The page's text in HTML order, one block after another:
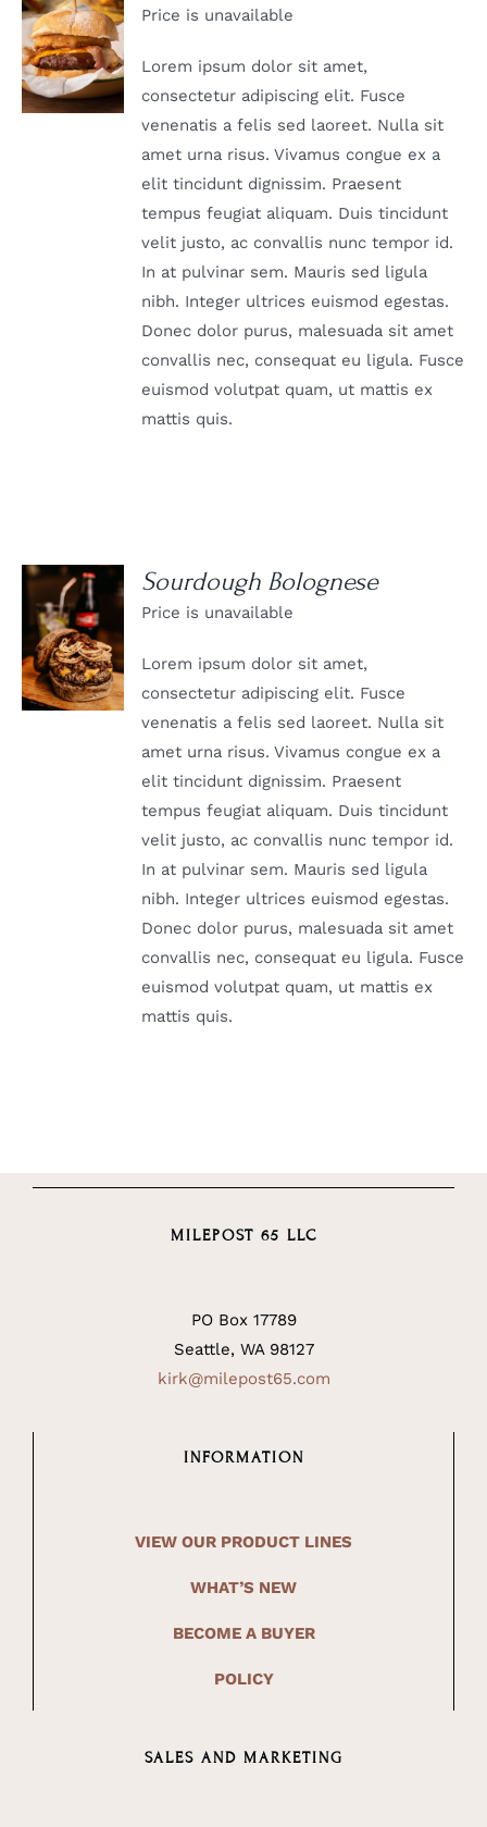
DETAILS
Price is unavailable
Lorem ipsum dolor sit amet,
consectetur adipiscing elit. Fusce
venenatis a felis sed laoreet. Nulla sit
amet urna risus. Vivamus congue ex a
elit tincidunt dignissim. Praesent
tempus feugiat aliquam. Duis tincidunt
velit justo, ac convallis nunc tempor id.
In at pulvinar sem. Mauris sed ligula
nibh. Integer ultrices euismod egestas.
Donec dolor purus, malesuada sit amet
convallis nec, consequat eu ligula. Fusce
euismod volutpat quam, ut mattis ex
mattis quis.
DETAILS
Sourdough Bolognese
Price is unavailable
Lorem ipsum dolor sit amet,
consectetur adipiscing elit. Fusce
venenatis a felis sed laoreet. Nulla sit
amet urna risus. Vivamus congue ex a
elit tincidunt dignissim. Praesent
tempus feugiat aliquam. Duis tincidunt
velit justo, ac convallis nunc tempor id.
In at pulvinar sem. Mauris sed ligula
nibh. Integer ultrices euismod egestas.
Donec dolor purus, malesuada sit amet
convallis nec, consequat eu ligula. Fusce
euismod volutpat quam, ut mattis ex
mattis quis.
MILEPOST 65 LLC
PO Box 17789
Seattle, WA 98127
kirk@milepost65.com
INFORMATION
VIEW OUR PRODUCT LINES
WHAT’S NEW
BECOME A BUYER
POLICY
SALES AND MARKETING